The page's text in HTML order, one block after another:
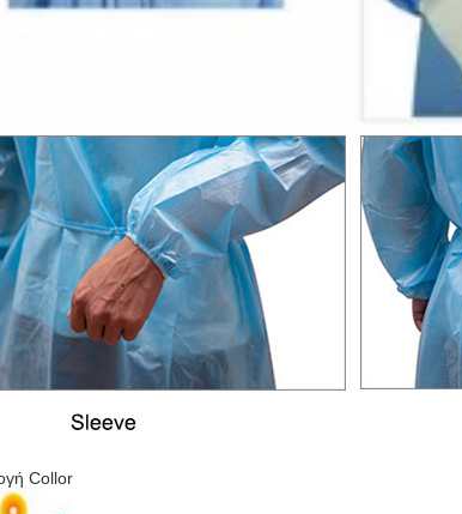
Collor